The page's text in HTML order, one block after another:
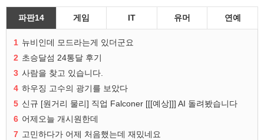
파판14 게임 IT 유머 연예
1 뉴비인데 모드라는게 있더군요
2 초승달섬 24통달 후기
3 사람을 찾고 있습니다.
4 하우징 고수의 광기를 보았다
5 신규 [원거리 물리] 직업 Falconer [[[예상]]] AI 돌려봤습니다
6 어제오늘 개시원한데
7 고민하다가 어제 처음했는데 재밌네요